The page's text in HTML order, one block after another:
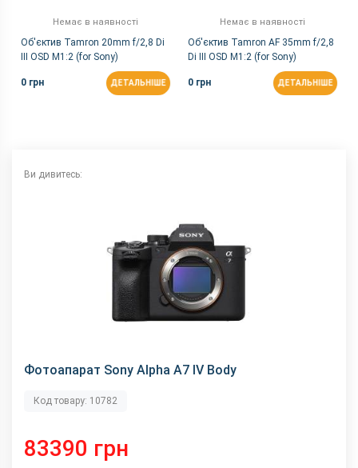
Немає в наявності
Об'єктив Tamron 20mm f/2,8 Di
III OSD M1:2 (for Sony)
0 грн ДЕТАЛЬНІШЕ
Немає в наявності
Об'єктив Tamron AF 35mm f/2,8
Di III OSD M1:2 (for Sony)
0 грн ДЕТАЛЬНІШЕ
Ви дивитесь:
Фотоапарат Sony Alpha A7 IV Body
Код товару: 10782
83390 грн